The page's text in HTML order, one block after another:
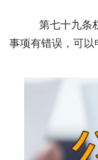
第七十九条权
事项有错误，可以